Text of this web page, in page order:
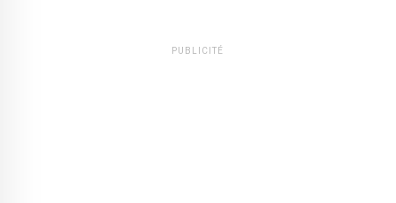
PUBLICITÉ